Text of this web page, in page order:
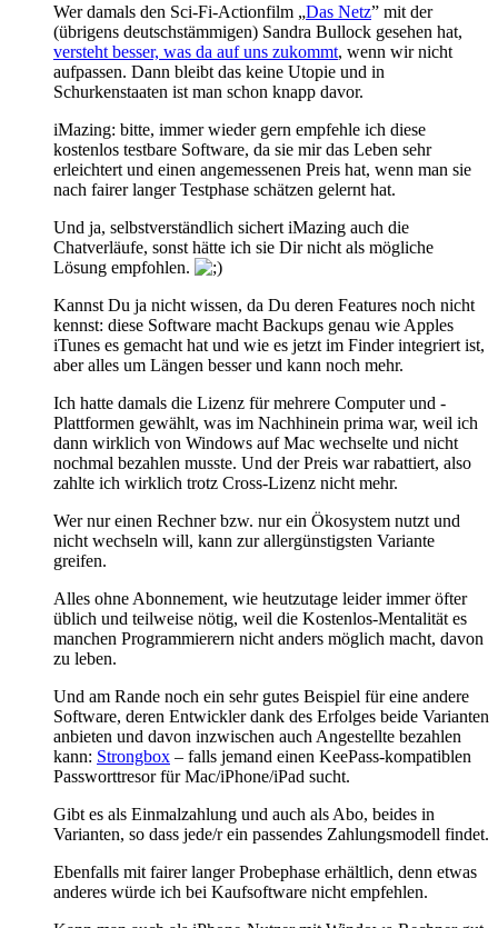
Wer damals den Sci-Fi-Actionfilm „Das Netz” mit der
(übrigens deutschstämmigen) Sandra Bullock gesehen hat,
versteht besser, was da auf uns zukommt, wenn wir nicht
aufpassen. Dann bleibt das keine Utopie und in
Schurkenstaaten ist man schon knapp davor.
iMazing: bitte, immer wieder gern empfehle ich diese
kostenlos testbare Software, da sie mir das Leben sehr
erleichtert und einen angemessenen Preis hat, wenn man sie
nach fairer langer Testphase schätzen gelernt hat.
Und ja, selbstverständlich sichert iMazing auch die
Chatverläufe, sonst hätte ich sie Dir nicht als mögliche
Lösung empfohlen.
Kannst Du ja nicht wissen, da Du deren Features noch nicht
kennst: diese Software macht Backups genau wie Apples
iTunes es gemacht hat und wie es jetzt im Finder integriert ist,
aber alles um Längen besser und kann noch mehr.
Ich hatte damals die Lizenz für mehrere Computer und -
Plattformen gewählt, was im Nachhinein prima war, weil ich
dann wirklich von Windows auf Mac wechselte und nicht
nochmal bezahlen musste. Und der Preis war rabattiert, also
zahlte ich wirklich trotz Cross-Lizenz nicht mehr.
Wer nur einen Rechner bzw. nur ein Ökosystem nutzt und
nicht wechseln will, kann zur allergünstigsten Variante
greifen.
Alles ohne Abonnement, wie heutzutage leider immer öfter
üblich und teilweise nötig, weil die Kostenlos-Mentalität es
manchen Programmierern nicht anders möglich macht, davon
zu leben.
Und am Rande noch ein sehr gutes Beispiel für eine andere
Software, deren Entwickler dank des Erfolges beide Varianten
anbieten und davon inzwischen auch Angestellte bezahlen
kann: Strongbox – falls jemand einen KeePass-kompatiblen
Passworttresor für Mac/iPhone/iPad sucht.
Gibt es als Einmalzahlung und auch als Abo, beides in
Varianten, so dass jede/r ein passendes Zahlungsmodell findet.
Ebenfalls mit fairer langer Probephase erhältlich, denn etwas
anderes würde ich bei Kaufsoftware nicht empfehlen.